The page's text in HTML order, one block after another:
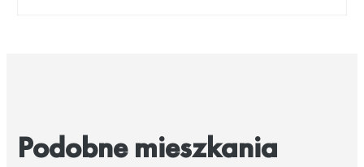
Podobne mieszkania